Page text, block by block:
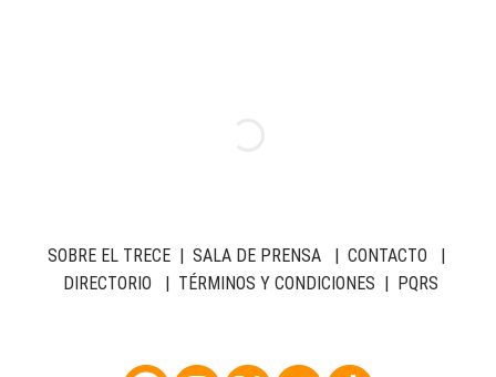
SOBRE EL TRECE| SALA DE PRENSA| CONTACTO |
DIRECTORIO | TÉRMINOS Y CONDICIONES | PQRS